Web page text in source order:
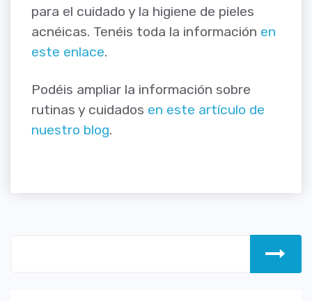
para el cuidado y la higiene de pieles
acnéicas. Tenéis toda la información en
este enlace.
Podéis ampliar la información sobre
rutinas y cuidados en este artículo de
nuestro blog.